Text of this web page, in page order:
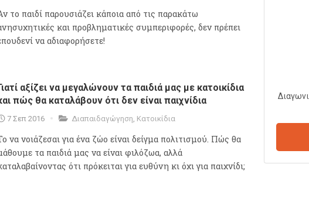
το παιδί παρουσιάζει κάποια από τις παρακάτω
και προβληματικές συμπεριφορές, δεν πρέπει
να αδιαφορήσετε!
αξίζει να μεγαλώνουν τα παιδιά μας με κατοικίδια
πώς θα καταλάβουν ότι δεν είναι παιχνίδια
7 Σεπ 2016 Διαπαιδαγώγηση Κατοικίδια
να νοιάζεσαι για ένα ζώο είναι δείγμα πολιτισμού. Πώς θα
τα παιδιά μας να είναι φιλόζωα, αλλά
ότι πρόκειται για ευθύνη κι όχι για παιχνίδι;